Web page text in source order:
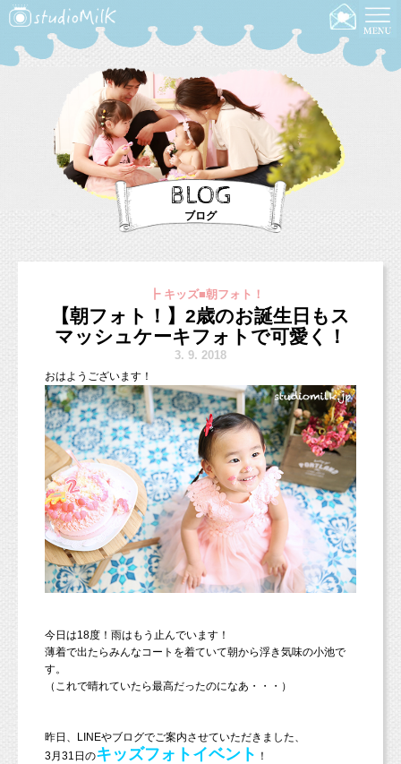
BLOG
ブログ
┣ キッズ■朝フォト！
【朝フォト！】2歳のお誕生日もス
マッシュケーキフォトで可愛く！
3. 9. 2018
おはようございます！
今日は18度！雨はもう止んでいます！
薄着で出たらみんなコートを着ていて朝から浮き気味の小池で
す。
（これで晴れていたら最高だったのになあ・・・）
昨日、LINEやブログでご案内させていただきました、
3月31日のキッズフォトイベント ！